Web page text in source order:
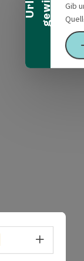
Gib
öffnenöffnen